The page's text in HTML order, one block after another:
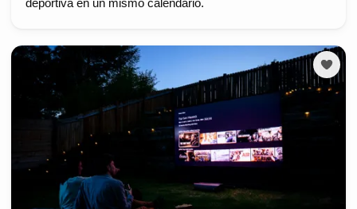
deportiva en un mismo calendario.